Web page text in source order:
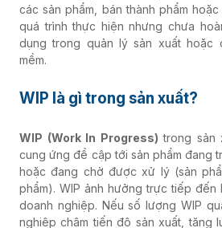
các sản phẩm, bán thành phẩm
quá trình thực hiện nhưng chưa
dụng trong quản lý sản xuất hoặc
mềm.
WIP là gì trong sản xuất?
WIP (Work In Progress) trong sản
cung ứng đề cập tới sản phẩm đang
hoặc đang chờ được xử lý (sản
phẩm). WIP ảnh hưởng trực tiếp đến
doanh nghiệp. Nếu số lượng WIP
nghiệp chậm tiến độ sản xuất, tăng